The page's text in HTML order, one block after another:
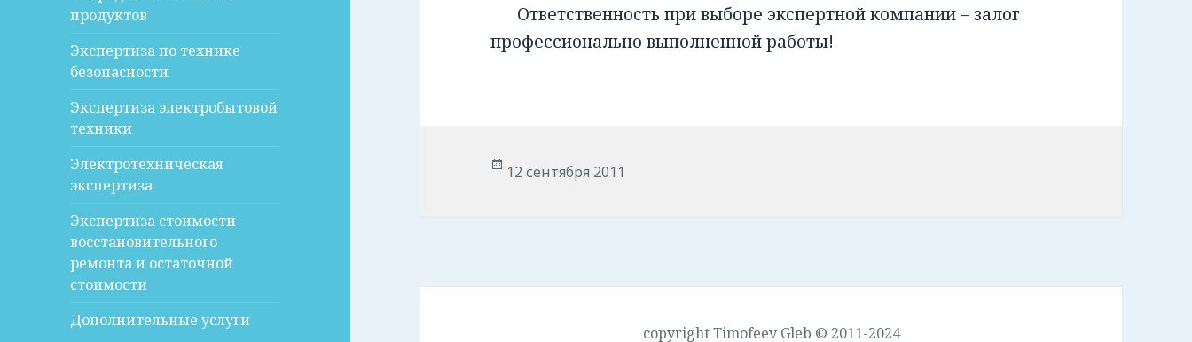
продуктов
Экспертиза по технике
безопасности
Экспертиза электробытовой
техники
Электротехническая
экспертиза
Экспертиза стоимости
восстановительного
ремонта и остаточной
стоимости
Дополнительные услуги
Ответственность при выборе экспертной компании – залог
профессионально выполненной работы!
Опубликовано
12 сентября 2011
copyright Timofeev Gleb © 2011-2024